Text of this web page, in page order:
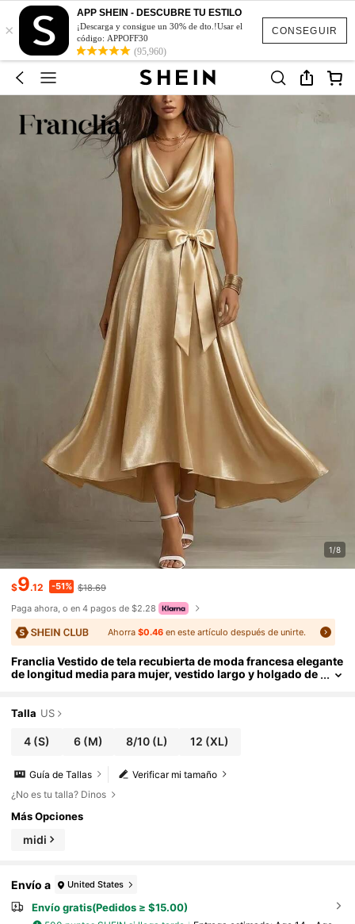
CONSEGUIR
×
APP SHEIN - DESCUBRE TU ESTILO
¡Descarga y consigue un 30% de dto.!Usar el
código: APPOFF30
(95,960)
1/8
$9.12 -51% $18.69
Paga ahora, o en 4 pagos de $2.28
Ahorra $0.46en este artículo después de unirte.
Franclia Vestido de tela recubierta de moda francesa elegante
de longitud media para mujer, vestido largo y holgado de
d media, adecuado para ir al trabajo, negocios, citas, fiestas y
mujer, vestido formal de mujer, vestido de alta calidad, hermo
sos vestidos para mujer, vestido de novia y graduación
Talla US
4 (S) 6 (M) 8/10(L) 12 (XL)
Verificar mi tamaño
Guía de Tallas
¿No es tu talla? Dinos
Más Opciones
midi
Envío a United States
Envío gratis(Pedidos ≥ $15.00)